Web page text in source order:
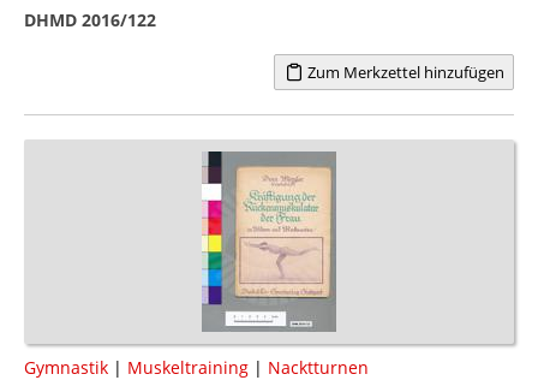
DHMD 2016/122
Zum Merkzettel hinzufügen
Gymnastik | Muskeltraining | Nacktturnen